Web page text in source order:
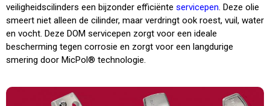
veiligheidscilinders een bijzonder efficiënte servicepen. Deze olie
smeert niet alleen de cilinder, maar verdringt ook roest, vuil, water
en vocht. Deze DOM servicepen zorgt voor een ideale
bescherming tegen corrosie en zorgt voor een langdurige
smering door MicPol® technologie.